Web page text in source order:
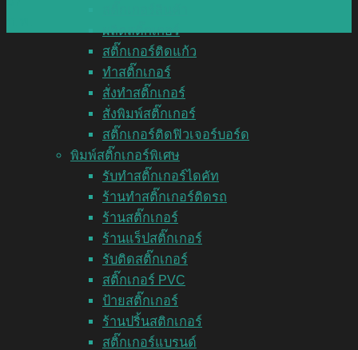
ผลิตสติ๊กเกอร์
สติ๊กเกอร์ติดแก้ว
ทำสติ๊กเกอร์
สั่งทำสติ๊กเกอร์
สั่งพิมพ์สติ๊กเกอร์
สติ๊กเกอร์ติดฟิวเจอร์บอร์ด
พิมพ์สติ๊กเกอร์พิเศษ
รับทำสติ๊กเกอร์ไดคัท
ร้านทำสติ๊กเกอร์ติดรถ
ร้านสติ๊กเกอร์
ร้านแร็ปสติ๊กเกอร์
รับติดสติ๊กเกอร์
สติ๊กเกอร์ PVC
ป้ายสติ๊กเกอร์
ร้านปริ้นสติกเกอร์
สติ๊กเกอร์แบรนด์